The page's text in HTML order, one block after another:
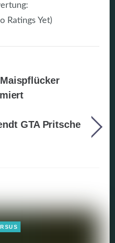
Ratings Yet)
GTA Pritsche